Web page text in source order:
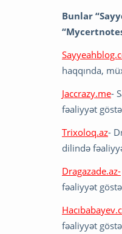
Bunlar
haqqında,
Jaccrazy.me-
fəaliyyət
Trixoloq.az-
dilində
Dragazade.az-
fəaliyyət
fəaliyyət